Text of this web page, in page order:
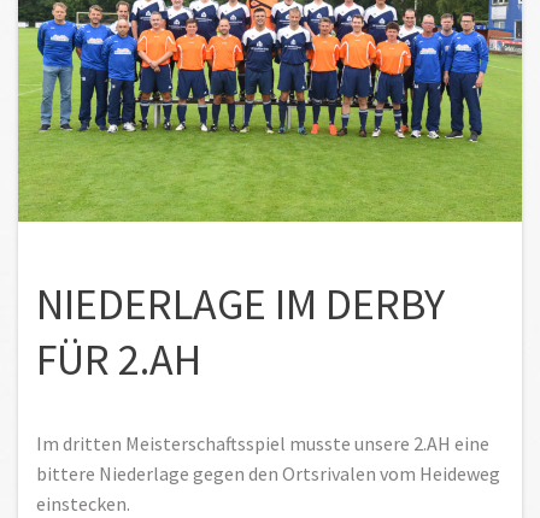
NIEDERLAGE IM DERBY
FÜR 2.AH
Im dritten Meisterschaftsspiel musste unsere 2.AH eine
bittere Niederlage gegen den Ortsrivalen vom Heideweg
einstecken.